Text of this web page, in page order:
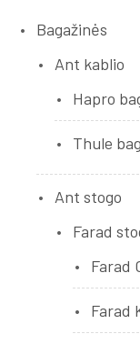
Bagažinės
Ant kablio
Hapro
Thule
Ant stogo
Farad
Farad
Farad